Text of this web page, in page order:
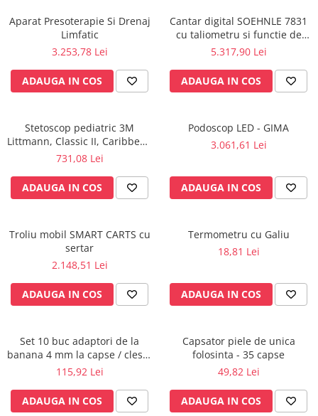
Carucioare butelii gaze
Conectori gaze medicinale
Panouri control si alarmare
fixare
Rampa gaze medicale pat pacient
Robineti
Console tavan sali operatie
Lavoare apa sterila
Lavoare chirurgicale
Adaptori/cuple
Prefiltre lavoare
Electrochirurgie
Cabluri pentru pensele bipolare
Aparat Presoterapie Si Drenaj
Limfatic
3.253,78 Lei
ADAUGA IN COS
Cantar digital SOEHNLE 7831
cu taliometru si functie de
BMI
5.317,90 Lei
ADAUGA IN COS
Stetoscop pediatric 3M
Littmann, Classic II, Caribbean
Blue 2153
731,08 Lei
ADAUGA IN COS
Podoscop LED - GIMA
3.061,61 Lei
ADAUGA IN COS
Troliu mobil SMART CARTS cu
sertar
2.148,51 Lei
ADAUGA IN COS
Termometru cu Galiu
18,81 Lei
ADAUGA IN COS
Set 10 buc adaptori de la
banana 4 mm la capse / cleste
ekg
115,92 Lei
ADAUGA IN COS
Capsator piele de unica
folosinta - 35 capse
49,82 Lei
ADAUGA IN COS